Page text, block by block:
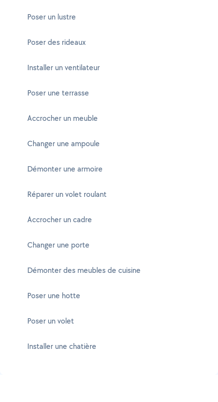
Poser un lustre
Poser des rideaux
Installer un ventilateur
Poser une terrasse
Accrocher un meuble
Changer une ampoule
Démonter une armoire
Réparer un volet roulant
Accrocher un cadre
Changer une porte
Démonter des meubles de cuisine
Poser une hotte
Poser un volet
Installer une chatière